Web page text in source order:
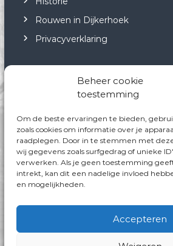
Beheer cookie
toestemming
Om de beste ervaringen te bieden,
zoals cookies om informatie over je
raadplegen. Door in te stemmen met
wij gegevens zoals surfgedrag of unieke
verwerken. Als je geen toestemming
intrekt, kan dit een nadelige invloed
en mogelijkheden.
Accepteren
Rouwen in Dijkerhoek
Privacyverklaring
Neem contact op
Neem via onderstaande
ons op:
E-mail:
Facebook: Kulturhus-Dijkerhoek